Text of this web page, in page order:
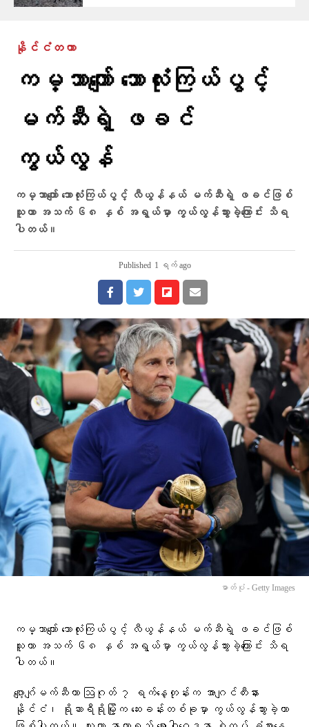
နိုင်ငံတကာ
ကမ္ဘာကျော် ဘောလုံးကြယ်ပွင့်
မက်ဆီရဲ့ ဖခင်
ကွယ်လွန်
ကမ္ဘာကျော် ဘောလုံးကြယ်ပွင့် လီယွန်နယ် မက်ဆီရဲ့ ဖခင်ဖြစ်
သူဟာ အသက် ၆၈ နှစ် အရွယ်မှာ ကွယ်လွန်သွားခဲ့ကြောင်း သိရ
ပါတယ်။
Published 1 ရက် ago
ဓာတ်ပုံ - Getty Images
ကမ္ဘာကျော် ဘောလုံးကြယ်ပွင့် လီယွန်နယ် မက်ဆီရဲ့ ဖခင်ဖြစ်
သူဟာ အသက် ၆၈ နှစ် အရွယ်မှာ ကွယ်လွန်သွားခဲ့ကြောင်း သိရ
ပါတယ်။
ဂျော့ဂျ်မက်ဆီဟာ ဩဂုတ် ၇ ရက်နေ့တုန်းက အာဂျင်တီးနား
နိုင်ငံ၊ ရိုဆာရီရိုမြို့က ဆေးခန်းတစ်ခုမှာ ကွယ်လွန်သွားခဲ့တာ